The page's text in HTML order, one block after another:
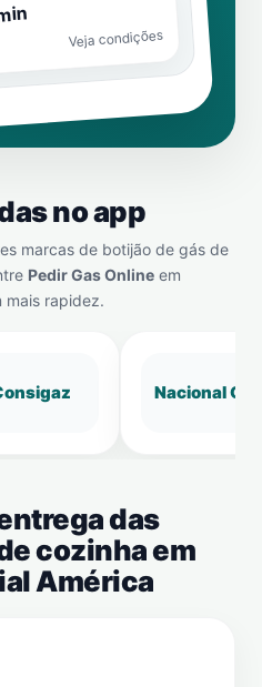
Veja condições
no app
marcas de botijão de gás de
Pedir Gas Online em
mais rapidez.
Nacional Gás
das
cozinha em
América